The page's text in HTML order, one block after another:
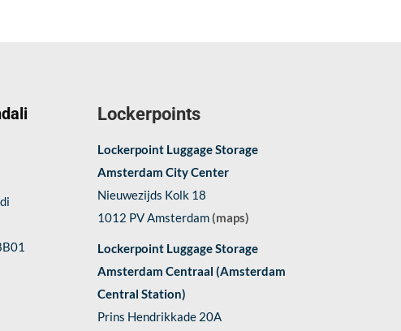
Lockerpoints
Lockerpoint Luggage Storage
Amsterdam City Center
Nieuwezijds Kolk 18
1012 PV Amsterdam(maps)
Lockerpoint Luggage Storage
Amsterdam Centraal (Amsterdam
Central Station)
Prins Hendrikkade 20A